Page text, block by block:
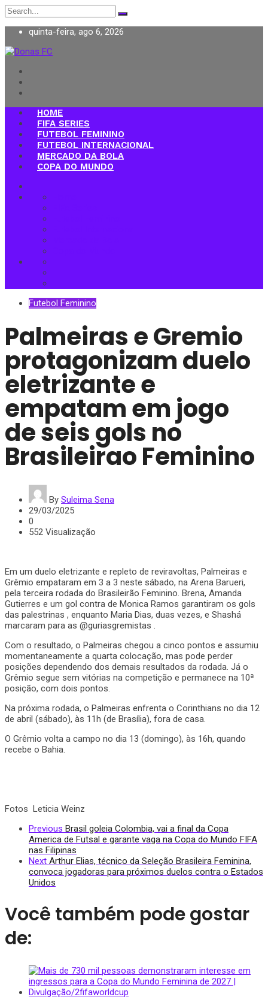
Search
for:
quinta-feira, ago 6, 2026
Donas FC
HOME
FIFA SERIES
FUTEBOL FEMININO
FUTEBOL INTERNACIONAL
MERCADO DA BOLA
COPA DO MUNDO
Futebol Feminino
Palmeiras e Gremio
protagonizam duelo
eletrizante e
empatam em jogo
de seis gols no
Brasileirao Feminino
By Suleima Sena
29/03/2025
0
552 Visualização
Em um duelo eletrizante e repleto de reviravoltas, Palmeiras e
Grêmio empataram em 3 a 3 neste sábado, na Arena Barueri,
pela terceira rodada do Brasileirão Feminino. Brena, Amanda
Gutierres e um gol contra de Monica Ramos garantiram os gols
das palestrinas , enquanto Maria Dias, duas vezes, e Shashá
marcaram para as @guriasgremistas .
Com o resultado, o Palmeiras chegou a cinco pontos e assumiu
momentaneamente a quarta colocação, mas pode perder
posições dependendo dos demais resultados da rodada. Já o
Grêmio segue sem vitórias na competição e permanece na 10ª
posição, com dois pontos.
Na próxima rodada, o Palmeiras enfrenta o Corinthians no dia 12
de abril (sábado), às 11h (de Brasília), fora de casa.
O Grêmio volta a campo no dia 13 (domingo), às 16h, quando
recebe o Bahia.
Fotos Leticia Weinz
Previous Brasil goleia Colombia, vai a final da Copa
America de Futsal e garante vaga na Copa do Mundo FIFA
nas Filipinas
Next Arthur Elias, técnico da Seleção Brasileira Feminina,
convoca jogadoras para próximos duelos contra o Estados
Unidos
Você também pode gostar
de: